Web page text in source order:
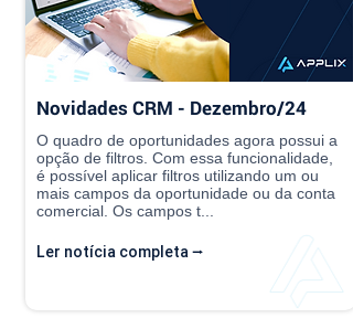
Novidades CRM - Dezembro/24
O quadro de oportunidades agora possui a
opção de filtros. Com essa funcionalidade,
é possível aplicar filtros utilizando um ou
mais campos da oportunidade ou da conta
comercial. Os campos t...
Ler notícia completa ⭢